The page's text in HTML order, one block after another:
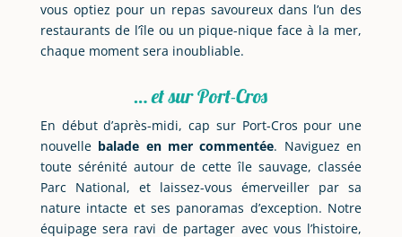
vous optiez pour un repas savoureux dans l’un des
restaurants de l’île ou un pique-nique face à la mer,
chaque moment sera inoubliable.
… et sur Port-Cros
En début d’après-midi, cap sur Port-Cros pour une
nouvelle balade en mer commentée. Naviguez en
toute sérénité autour de cette île sauvage, classée
Parc National, et laissez-vous émerveiller par sa
nature intacte et ses panoramas d’exception. Notre
équipage sera ravi de partager avec vous l’histoire,